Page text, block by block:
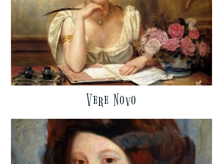
Vere Novo